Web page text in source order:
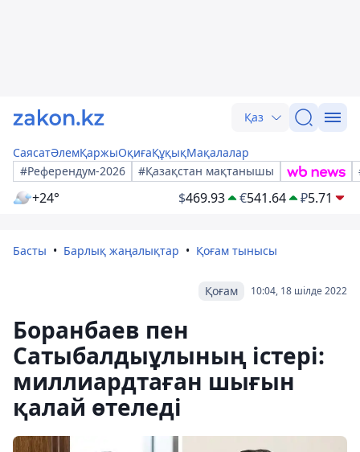
Қаз
СаясатӘлемҚаржыОқиғаҚұқықМақалалар
#Референдум-2026
#Қазақстан мақтанышы
+24° $469.93 €541.64 ₽5.71
Басты Барлық жаңалықтар Қоғам тынысы
10:04, 18 шілде 2022
Қоғам
Боранбаев пен
Сатыбалдыұлының істері:
миллиардтаған шығын
қалай өтеледі